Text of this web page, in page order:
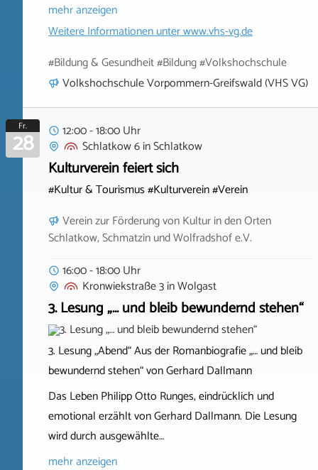
mehr anzeigen
Weitere Informationen unterwww.vhs-vg.de
#Bildung & Gesundheit #Bildung #Volkshochschule
Volkshochschule Vorpommern-Greifswald (VHS VG)
Fr.
28
12:00 - 18:00 Uhr
Schlatkow 6inSchlatkow
Kulturverein feiert sich
#Kultur & Tourismus #Kulturverein #Verein
Verein zur Förderung von Kultur in den Orten
Schlatkow, Schmatzin und Wolfradshof e.V.
16:00 - 18:00 Uhr
Kronwiekstraße 3inWolgast
3. Lesung „… und bleib bewundernd stehen“
3. Lesung „Abend“ Aus der Romanbiografie „… und bleib
bewundernd stehen“ von Gerhard Dallmann
Das Leben Philipp Otto Runges, eindrücklich und
emotional erzählt von Gerhard Dallmann. Die Lesung
wird durch ausgewählte…
mehr anzeigen